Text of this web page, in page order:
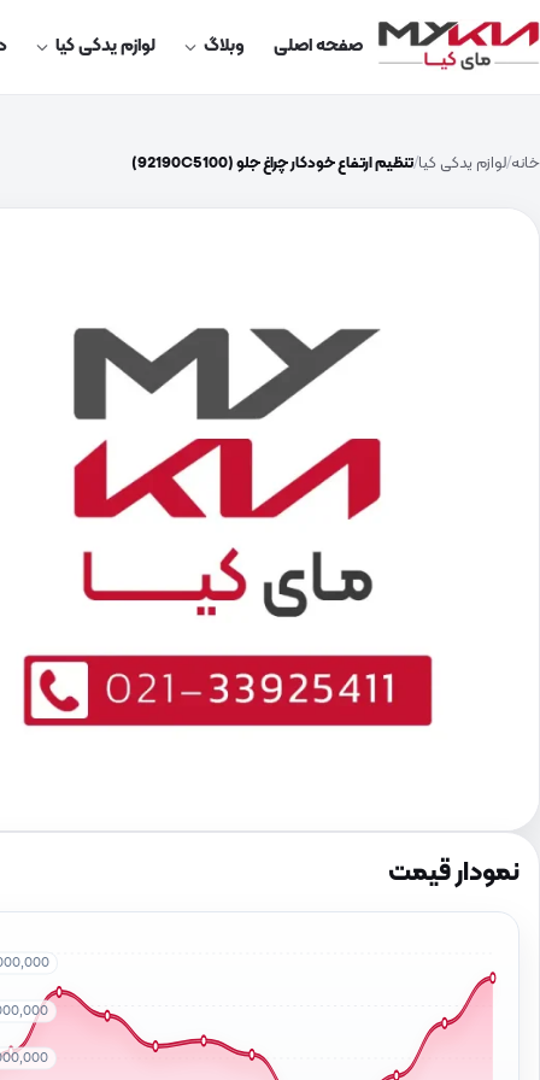
صفحه اصلی وبلاگ لوازم یدکی کیا
خانه لوازم یدکی کیا تنظیم ارتفاع خودکار چراغ جلو (92190C5100)
نمودار قیمت